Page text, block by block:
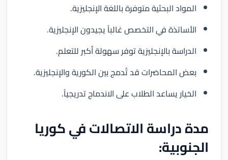
المواد البحثية متوفرة باللغة الإنجليزية.
الأساتذة في التخصص غالباً يجيدون الإنجليزية.
الدراسة بالإنجليزية توفر سهولة أكبر للتعلم.
بعض المحاضرات قد تُدمج بين الكورية والإنجليزية.
الخيار يساعد الطلاب على الاندماج تدريجياً.
مدة دراسة الاتصالات في كوريا
الجنوبية: